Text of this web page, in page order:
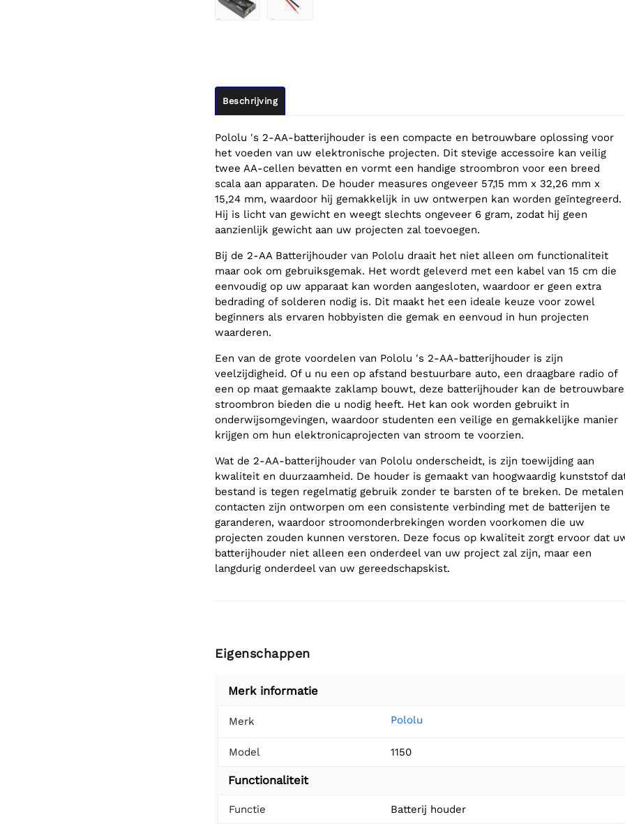
Beschrijving
Pololu 's 2-AA-batterijhouder is een compacte en betrouwbare oplossing voor
het voeden van uw elektronische projecten. Dit stevige accessoire kan veilig
twee AA-cellen bevatten en vormt een handige stroombron voor een breed
scala aan apparaten. De houder measures ongeveer 57,15 mm x 32,26 mm x
15,24 mm, waardoor hij gemakkelijk in uw ontwerpen kan worden geïntegreerd.
Hij is licht van gewicht en weegt slechts ongeveer 6 gram, zodat hij geen
aanzienlijk gewicht aan uw projecten zal toevoegen.
Bij de 2-AA Batterijhouder van Pololu draait het niet alleen om functionaliteit
maar ook om gebruiksgemak. Het wordt geleverd met een kabel van 15 cm die
eenvoudig op uw apparaat kan worden aangesloten, waardoor er geen extra
bedrading of solderen nodig is. Dit maakt het een ideale keuze voor zowel
beginners als ervaren hobbyisten die gemak en eenvoud in hun projecten
waarderen.
Een van de grote voordelen van Pololu 's 2-AA-batterijhouder is zijn
veelzijdigheid. Of u nu een op afstand bestuurbare auto, een draagbare radio of
een op maat gemaakte zaklamp bouwt, deze batterijhouder kan de betrouwbare
stroombron bieden die u nodig heeft. Het kan ook worden gebruikt in
onderwijsomgevingen, waardoor studenten een veilige en gemakkelijke manier
krijgen om hun elektronicaprojecten van stroom te voorzien.
Wat de 2-AA-batterijhouder van Pololu onderscheidt, is zijn toewijding aan
kwaliteit en duurzaamheid. De houder is gemaakt van hoogwaardig kunststof
bestand is tegen regelmatig gebruik zonder te barsten of te breken. De metalen
contacten zijn ontworpen om een consistente verbinding met de batterijen te
garanderen, waardoor stroomonderbrekingen worden voorkomen die uw
projecten zouden kunnen verstoren. Deze focus op kwaliteit zorgt ervoor dat
batterijhouder niet alleen een onderdeel van uw project zal zijn, maar een
langdurig onderdeel van uw gereedschapskist.
Eigenschappen
Merk informatie
Merk Pololu
Model 1150
Functionaliteit
Functie Batterij houder